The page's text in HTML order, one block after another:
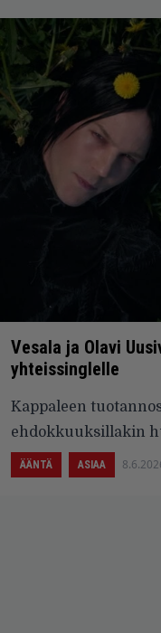
Vesala ja Olavi
yhteissinglelle
Kappaleen
ehdokkuuksillakin
ÄÄNTÄ ASIAA